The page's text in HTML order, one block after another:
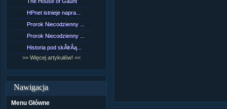
HPnet istnieje napra...
Prorok Niecodzienny ...
Prorok Niecodzienny ...
Historia pod skĂłrÂą...
>> Więcej artykułów! <<
Nawigacja
Menu Główne